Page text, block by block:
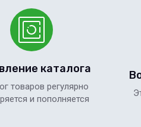
каталога
товаров регулярно
и пополняется